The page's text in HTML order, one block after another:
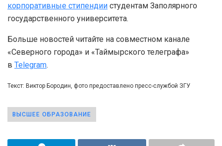
корпоративные стипендии студентам Заполярного
государственного университета.
Больше новостей читайте на совместном канале
«Северного города» и «Таймырского телеграфа»
в Telegram.
Текст: Виктор Бородин, фото предоставлено пресс-службой ЗГУ
ВЫСШЕЕ ОБРАЗОВАНИЕ